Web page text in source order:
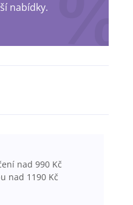
nabídky.
nad 990 Kč
nad 1190 Kč